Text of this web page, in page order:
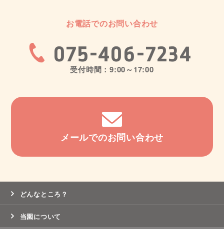
お電話でのお問い合わせ
075-406-7234
受付時間：9:00～17:00
メールでのお問い合わせ
どんなところ？
当園について